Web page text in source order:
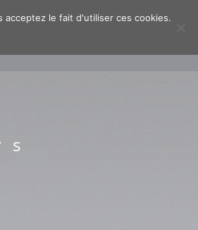
le fait d'utiliser ces cookies.